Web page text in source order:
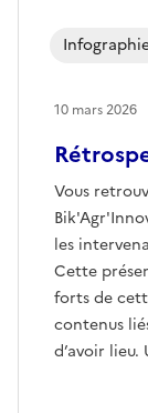
Vous
les
Cette
forts de
contenus
d’avoir
10 mars 2026